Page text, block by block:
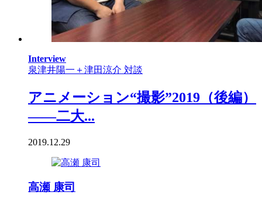
Interview
泉津井陽一＋津田涼介 対談
アニメーション“撮影”2019（後編）
――二大...
2019.12.29
高瀬 康司